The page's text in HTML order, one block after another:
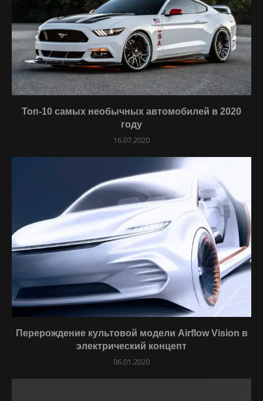
Топ-10 самых необычных автомобилей в 2020
году
16.07.2020
Перерождение культовой модели Airflow Vision в
электрический концепт
06.01.2020